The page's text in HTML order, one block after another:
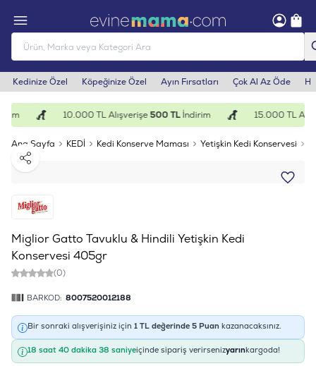
Kedinize Özel Köpeğinize Özel Ayın Fırsatları Çok Al Az Öde
10.000 TL Alışverişe500 TLİndirim 15.000 TL
Ana Sayfa KEDİ Kedi Konserve Maması Yetişkin Kedi Konservesi
Paylaş
Miglior Gatto Tavuklu & Hindili Yetişkin Kedi
Konservesi 405gr
(0)
BARKOD: 8007520012188
Bir sonraki alışverişiniz için 1 TL değerinde 5 Puan kazanacaksınız.
18 saat 40 dakika 37 saniyeiçinde sipariş verirsenizyarınkargoda!